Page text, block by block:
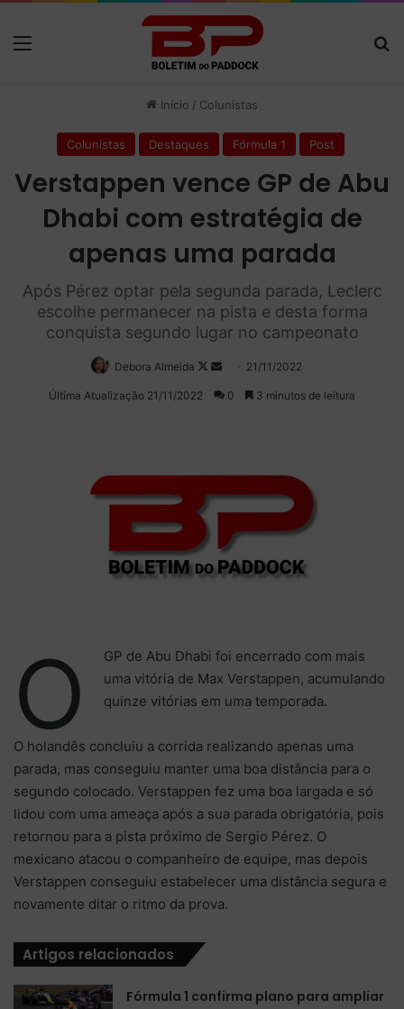
Início / Colunistas
Colunistas Destaques Fórmula 1 Post
Verstappen vence GP de Abu
Dhabi com estratégia de
apenas uma parada
Após Pérez optar pela segunda parada, Leclerc
escolhe permanecer na pista e desta forma
conquista segundo lugar no campeonato
Debora Almeida
Follow
on
Mande
um
21/11/2022
Última Atualização 21/11/2022 0 3 minutos de leitura
O
GP de Abu Dhabi foi encerrado com mais
uma vitória de Max Verstappen, acumulando
quinze vitórias em uma temporada.
O holandês concluiu a corrida realizando apenas uma
parada, mas conseguiu manter uma boa distância para o
segundo colocado. Verstappen fez uma boa largada e só
lidou com uma ameaça após a sua parada obrigatória, pois
retornou para a pista próximo de Sergio Pérez. O
mexicano atacou o companheiro de equipe, mas depois
Verstappen conseguiu estabelecer uma distância segura e
novamente ditar o ritmo da prova.
Artigos relacionados
Fórmula 1 confirma plano para ampliar